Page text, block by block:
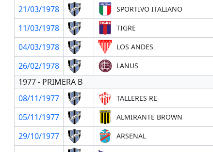
21/03/1978
SPORTIVO ITALIANO
11/03/1978
TIGRE
04/03/1978
LOS ANDES
26/02/1978
LANUS
1977 - PRIMERA B
08/11/1977
TALLERES RE
05/11/1977
ALMIRANTE BROWN
29/10/1977
ARSENAL